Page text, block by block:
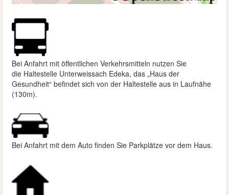
Bei Anfahrt mit öffentlichen Verkehrsmitteln nutzen Sie
die Haltestelle Unterweissach Edeka, das „Haus der
Gesundheit“ befindet sich von der Haltestelle aus in Laufnähe
(130m).
Bei Anfahrt mit dem Auto finden Sie Parkplätze vor dem Haus.